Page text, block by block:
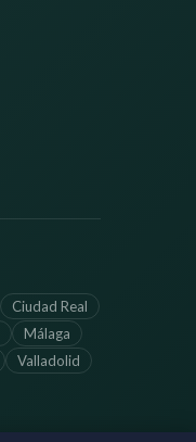
Ciudad Real
Málaga
Valladolid